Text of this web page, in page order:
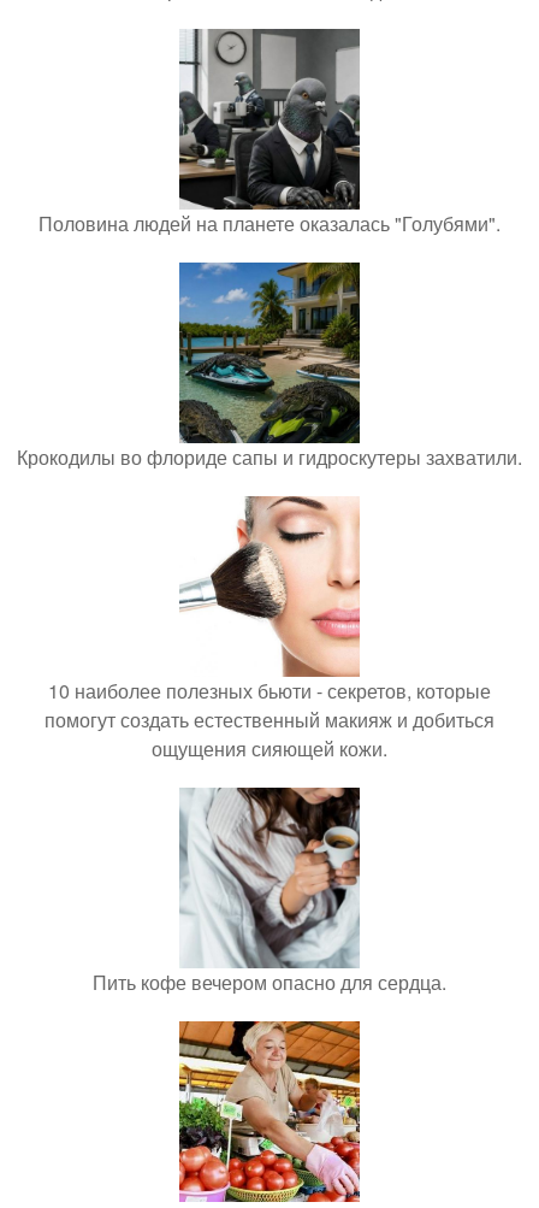
Половина людей на планете оказалась "Голубями".
Крокодилы во флориде сапы и гидроскутеры захватили.
10 наиболее полезных бьюти - секретов, которые
помогут создать естественный макияж и добиться
ощущения сияющей кожи.
Пить кофе вечером опасно для сердца.